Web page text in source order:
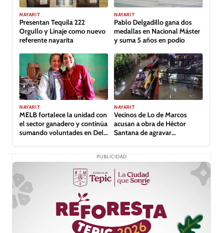
GALERÍA
NAYARIT
Presentan Tequila 222
Orgullo y Linaje como nuevo
referente nayarita
NAYARIT
Pablo Delgadillo gana dos
medallas en Nacional Máster
y suma 5 años en podio
NAYARIT
MELB fortalece la unidad con
el sector ganadero y continúa
sumando voluntades en Del
NAYARIT
Vecinos de Lo de Marcos
acusan a obra de Héctor
Santana de agravar
PUBLICIDAD